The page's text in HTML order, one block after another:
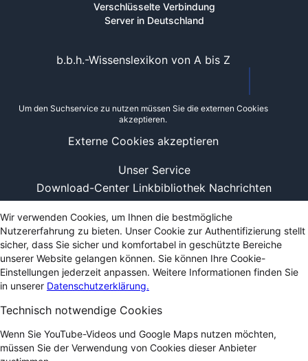
Verschlüsselte Verbindung
Server in Deutschland
Unser Service
Download-Center Linkbibliothek Nachrichten
b.b.h.-Wissenslexikon von A bis Z
Um den Suchservice zu nutzen müssen Sie die externen Cookies
akzeptieren.
Externe Cookies akzeptieren
Wir verwenden Cookies, um Ihnen die bestmögliche
Nutzererfahrung zu bieten. Unser Cookie zur Authentifizierung stellt
sicher, dass Sie sicher und komfortabel in geschützte Bereiche
unserer Website gelangen können. Sie können Ihre Cookie-
Einstellungen jederzeit anpassen. Weitere Informationen finden Sie
in unserer Datenschutzerklärung.
Technisch notwendige Cookies
Wenn Sie YouTube-Videos und Google Maps nutzen möchten,
müssen Sie der Verwendung von Cookies dieser Anbieter